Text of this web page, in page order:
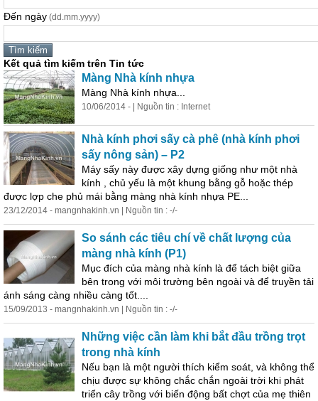
Đến ngày (dd.mm.yyyy)
Kết quả tìm kiếm trên Tin tức
Màng Nhà kính nhựa
Màng Nhà kính nhựa
10/06/2014 - | Nguồn tin : Internet
Nhà kính phơi sấy cà phê (nhà kính phơi
sấy nông sản) – P2
Máy sấy này được xây dựng giống như một nhà
kính , chủ yếu là một khung bằng gỗ hoặc thép
được lợp che phủ mái bằng màng nhà kính nhựa PE...
23/12/2014 - mangnhakinh.vn | Nguồn tin : -/-
So sánh các tiêu chí về chất lượng của
màng nhà kính (P1)
Mục đích của màng nhà kính là để tách biệt giữa
bên trong với môi trường bên ngoài và để truyền tải
ánh sáng càng nhiều càng tốt....
15/09/2013 - mangnhakinh.vn | Nguồn tin : -/-
Những việc cần làm khi bắt đầu trồng trọt
trong nhà kính
Nếu bạn là một người thích kiểm soát, và không thể
chịu được sự không chắc chắn ngoài trời khi phát
triển cây trồng với biến động bất chợt của mẹ thiên